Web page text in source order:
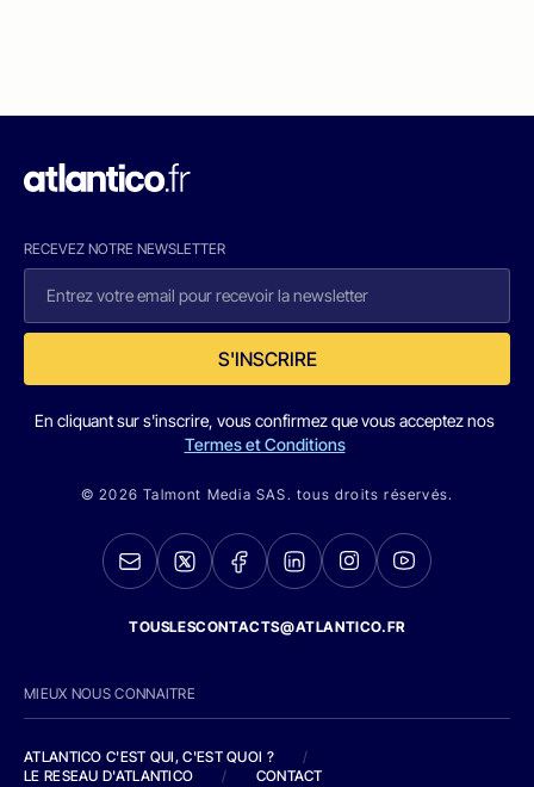
RECEVEZ NOTRE NEWSLETTER
S'INSCRIRE
En cliquant sur s'inscrire, vous confirmez que vous acceptez nos
Termes et Conditions
© 2026 Talmont Media SAS. tous droits réservés.
TOUSLESCONTACTS@ATLANTICO.FR
MIEUX NOUS CONNAITRE
ATLANTICO C'EST QUI, C'EST QUOI ?
/
LE RESEAU D'ATLANTICO
/ CONTACT